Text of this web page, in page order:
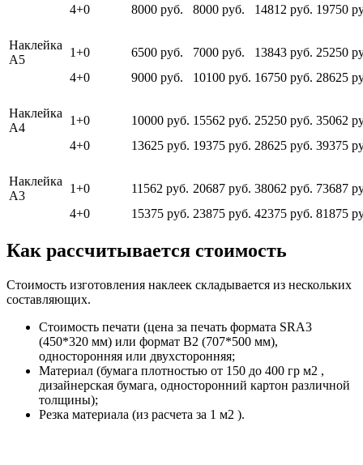
4+0
8000 руб. 8000 руб. 14812 руб. 19750
Наклейка
А5
1+0 6500 руб. 7000 руб. 13843 руб. 25250
4+0
9000 руб. 10100 руб. 16750 руб. 28625
Наклейка
А4
1+0 10000 руб. 15562 руб. 25250 руб. 35062
4+0
13625 руб. 19375 руб. 28625 руб. 39375
Наклейка
А3
1+0 11562 руб. 20687 руб. 38062 руб. 73687
4+0
15375 руб. 23875 руб. 42375 руб. 81875
Как рассчитывается стоимость
Стоимость изготовления наклеек складывается из нескольких
составляющих.
Стоимость печати (цена за печать формата SRA3
(450*320 мм) или формат В2 (707*500 мм),
односторонняя или двухсторонняя;
Материал (бумага плотностью от 150 до 400 гр м2 ,
дизайнерская бумага, односторонний картон различной
толщины);
Резка материала (из расчета за 1 м2 ).